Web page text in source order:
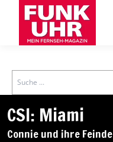
Search
CSI: Miami
Connie und ihre Feinde